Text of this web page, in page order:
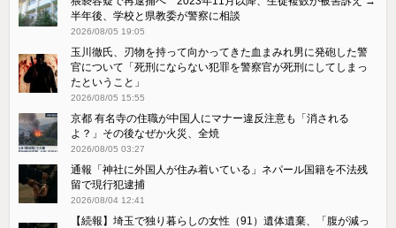
半年後、学校と県教委が警察に相談
2026/08/05 19:05
玉川徹氏、刃物を持って向かってきた血まみれ男に発砲した警
官について「死刑にならない犯罪を警察官が死刑にしてしまっ
たということ」
2026/08/05 15:55
京都 有名寺の住職が中国人にマナー違反注意も「消される
よ？」その後なぜか火災、全焼
2026/08/05 03:27
通報「神社に外国人が住み着いている」ネパール国籍を不法残
留で現行犯逮捕
2026/08/04 12:41
【続報】埼玉で独り暮らしの女性（91）遺体遺棄、「腹が減っ